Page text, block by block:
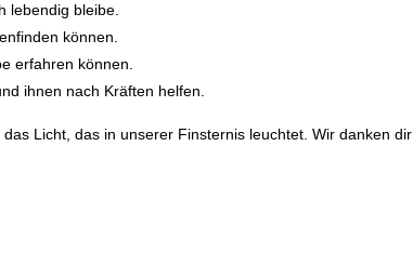
lebendig bleibe.
können.
erfahren können.
ihnen nach Kräften helfen.
Licht, das in unserer Finsternis leuchtet. Wir danken dir